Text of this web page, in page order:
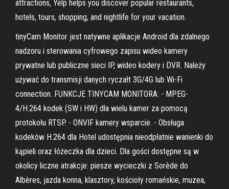
attractions, Yelp helps you discover popular restaurants,
hotels, tours, shopping, and nightlife for your vacation.
tinyCam Monitor jest natywne aplikacje Android dla zdalnego
nadzoru i sterowania cyfrowego zapisu wideo kamery
prywatne lub publiczne sieci IP, wideo kodery i DVR. Należy
używać do transmisji danych ryczałt 3G/4G lub Wi-Fi
connection. FUNKCJE TINYCAM MONITORA: - MPEG-
4/H.264 kodek (SW i HW) dla wielu kamer za pomocą
protokołu RTSP. - ONVIF kamery wsparcie. - Obsługa
kodeków H.264 dla Hotel udostępnia nieodpłatnie wanienki do
kąpieli oraz łóżeczka dla dzieci. Dla gości dostępne są w
okolicy liczne atrakcje: piesze wycieczki z Sorède do
Albères, jazda konna, klasztory, kościoły romańskie, muzea,